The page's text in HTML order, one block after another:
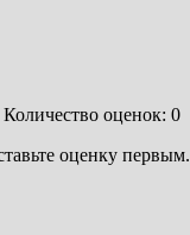
Количество оценок: 0
оценку первым.